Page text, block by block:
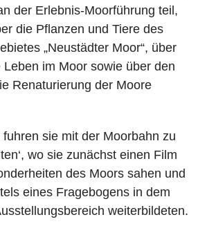
der Erlebnis-Moorführung teil,
die Pflanzen und Tiere des
„Neustädter Moor“, über
im Moor sowie über den
Renaturierung der Moore
fuhren sie mit der Moorbahn zu
wo sie zunächst einen Film
des Moors sahen und
eines Fragebogens in dem
weiterbildeten.